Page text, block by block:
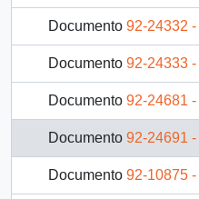
Documento 92-24332 - [Reclamos de
Documento 92-24333 - [Carta por
Documento 92-24681 - [Saludo
Documento 92-24691 -
Documento 92-10875 - [Carta de opinión